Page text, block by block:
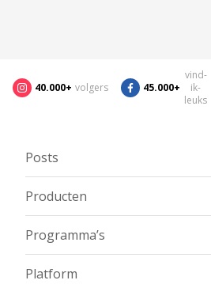
40.000+ volgers 45.000+
vind-
ik-
leuks
Posts
Producten
Programma’s
Platform